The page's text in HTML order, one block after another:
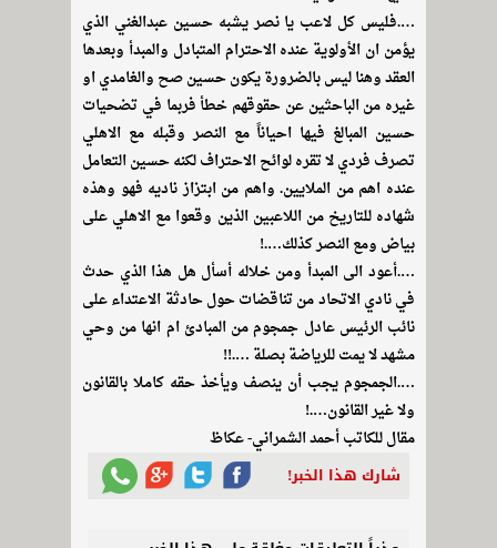
….فليس كل لاعب يا نصر يشبه حسين عبدالغني الذي
يؤمن ان الأولوية عنده الاحترام المتبادل والمبدأ وبعدها
العقد وهنا ليس بالضرورة يكون حسين صح والغامدي او
غيره من الباحثين عن حقوقهم خطأ فربما في تضحيات
حسين المبالغ فيها احياناً مع النصر وقبله مع الاهلي
تصرف فردي لا تقره لوائح الاحتراف لكنه حسين التعامل
عنده اهم من الملايين. واهم من ابتزاز ناديه فهو وهذه
شهاده للتاريخ من اللاعبين الذين وقعوا مع الاهلي على
بياض ومع النصر كذلك….!
….أعود الى المبدأ ومن خلاله أسأل هل هذا الذي حدث
في نادي الاتحاد من تناقضات حول حادثة الاعتداء على
نائب الرئيس عادل جمجوم من المبادئ ام انها من وحي
مشهد لا يمت للرياضة بصلة ….!!
….الجمجوم يجب أن ينصف ويأخذ حقه كاملا بالقانون
ولا غير القانون….!
مقال للكاتب أحمد الشمراني- عكاظ
شارك هذا الخبر!